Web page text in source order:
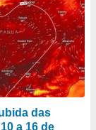
das
a 16 de